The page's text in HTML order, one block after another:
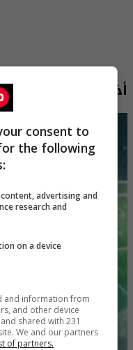
أخبار الأبراج
consent to
the following
advertising and
research and
on a device
and information from
and other device
shared with 231
We and our partners
of partners.